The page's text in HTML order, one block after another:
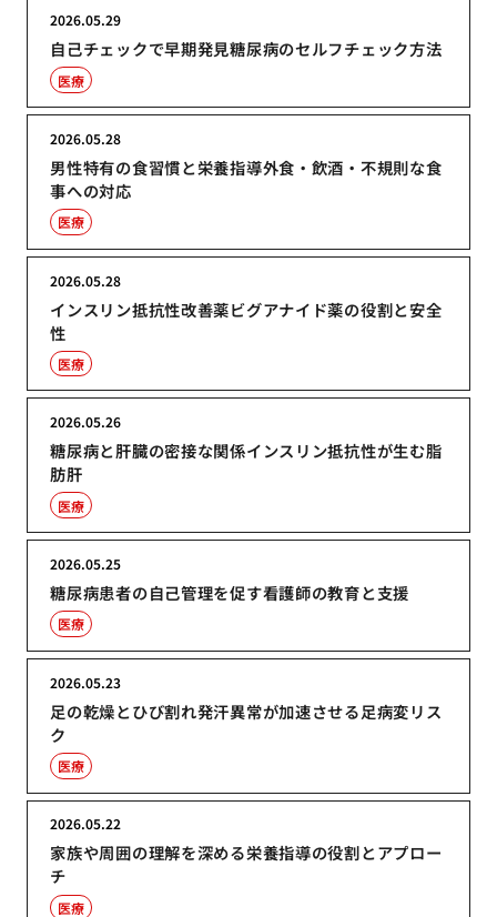
自己チェックで早期発見糖尿病のセルフチェック方法
2026.05.29
医療
男性特有の食習慣と栄養指導外食・飲酒・不規則な食
事への対応
2026.05.28
医療
インスリン抵抗性改善薬ビグアナイド薬の役割と安全
性
2026.05.28
医療
糖尿病と肝臓の密接な関係インスリン抵抗性が生む脂
肪肝
2026.05.26
医療
糖尿病患者の自己管理を促す看護師の教育と支援
2026.05.25
医療
足の乾燥とひび割れ発汗異常が加速させる足病変リス
ク
2026.05.23
医療
家族や周囲の理解を深める栄養指導の役割とアプロー
チ
2026.05.22
医療